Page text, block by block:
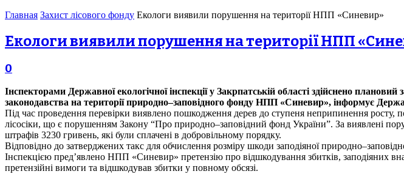
Главная Захист лісового фонду Екологи виявили порушення на території НПП «Синевир»
Екологи виявили порушення на території НПП
0
Інспекторами Державної екологічної інспекції у Закрпатській області здійснено
законодавства на території природно–заповідного фонду НПП «Синевир», інформує
Під час проведення перевірки виявлено пошкодження дерев до ступеня неприпинення
лісосіки, що є порушенням Закону “Про природно–заповідний фонд України”. За виявлені
штрафів 3230 гривень, які були сплачені в добровільному порядку.
Відповідно до затверджених такс для обчислення розміру шкоди заподіяної
Інспекцією пред’явлено НПП «Синевир» претензію про відшкодування збитків, заподіяних
претензійні вимоги та відшкодував збитки у повному обсязі.